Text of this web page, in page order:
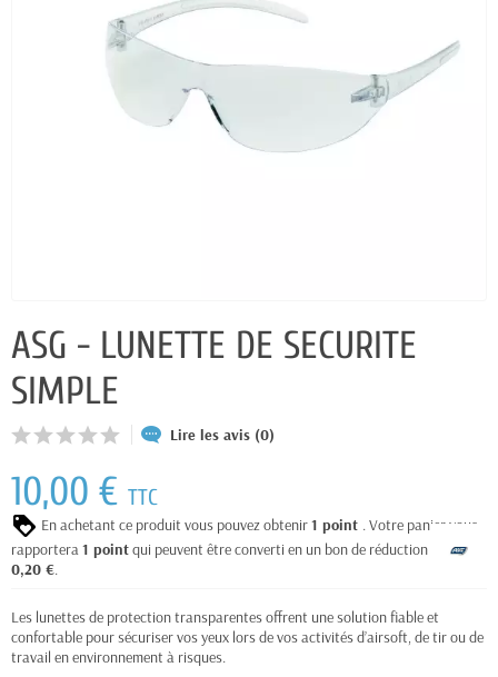
ASG - LUNETTE DE SECURITE
SIMPLE
Lire les avis (0)
10,00 € TTC
En achetant ce produit vous pouvez obtenir1 point . Votre panier vous
rapportera1 pointqui peuvent être converti en un bon de réduction de
0,20 €.
Les lunettes de protection transparentes offrent une solution fiable et
confortable pour sécuriser vos yeux lors de vos activités d’airsoft, de tir ou de
travail en environnement à risques.